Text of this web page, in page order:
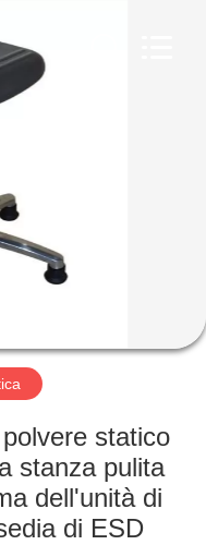
statico
stanza pulita
dell'unità di
di ESD